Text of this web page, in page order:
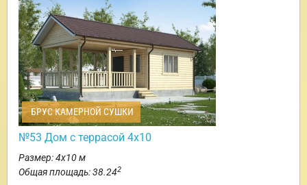
БРУС КАМЕРНОЙ СУШКИ
№53 Дом с террасой 4х10
Размер: 4х10 м
Общая площадь: 38.242